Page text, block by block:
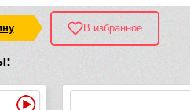
В избранное